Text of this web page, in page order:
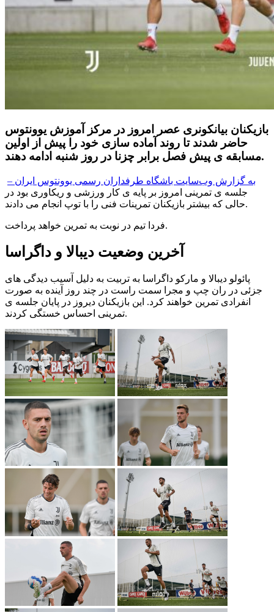
بازیکنان بیانکونری عصر امروز در مرکز آموزش یوونتوس
حاضر شدند تا روند آماده سازی خود را پیش از اولین
مسابقه ی پیش فصل برابر چزنا در روز شنبه ادامه دهند.
به گزارش وب‌سایت باشگاه طرفداران رسمی یوونتوس ایران –
جلسه ی تمرینی امروز بر پایه ی کار ورزشی و ریکاوری بود در
حالی که بیشتر بازیکنان تمرینات فنی را با توپ انجام می دادند.
فردا تیم در نوبت به تمرین خواهد پرداخت.
آخرین وضعیت دیبالا و داگراسا
پائولو دیبالا و مارکو داگراسا به تربیت به دلیل آسیب دیدگی های
جزئی در ران چپ و مجرا سمت راست در چند روز آینده به صورت
انفرادی تمرین خواهند کرد. این بازیکنان دیروز در پایان جلسه ی
تمرینی احساس خستگی کردند.